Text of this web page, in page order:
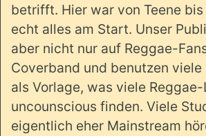
betrifft. Hier war von Teene bis
echt alles am Start. Unser
aber nicht nur auf Reggae-
Coverband und benutzen
als Vorlage, was viele
uncounscious finden. Viele
eigentlich eher Mainstream